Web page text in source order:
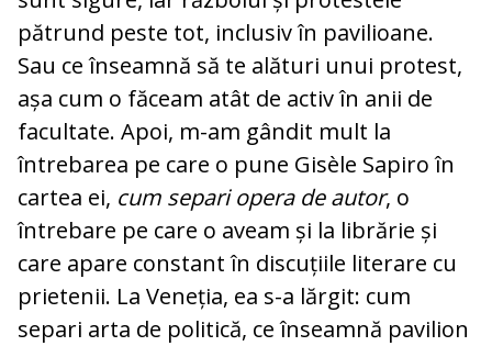
pătrund peste tot, inclusiv în pavilioane.
Sau ce înseamnă să te alături unui protest,
așa cum o făceam atât de activ în anii de
facultate. Apoi, m-am gândit mult la
întrebarea pe care o pune Gisèle Sapiro în
cartea ei, cum separi opera de autor, o
întrebare pe care o aveam și la librărie și
care apare constant în discuțiile literare cu
prietenii. La Veneția, ea s-a lărgit: cum
separi arta de politică, ce înseamnă pavilion